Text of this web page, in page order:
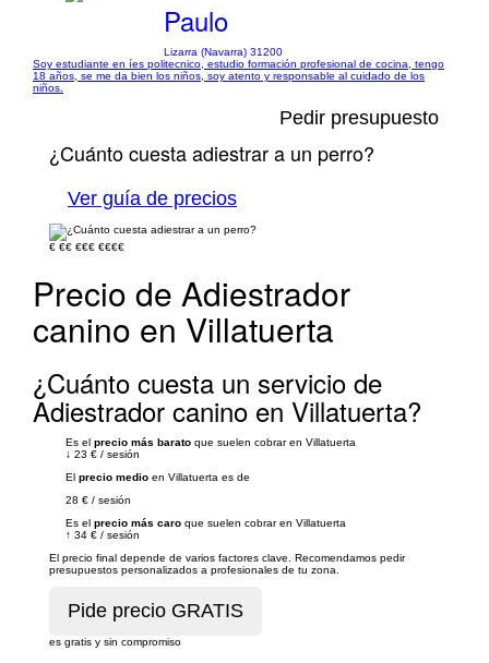
Paulo
Lizarra (Navarra) 31200
Soy estudiante en íes politecnico, estudio formación profesional de cocina, tengo
18 años, se me da bien los niños, soy atento y responsable al cuidado de los
niños.
Pedir presupuesto
¿Cuánto cuesta adiestrar a un perro?
Ver guía de precios
€ €€ €€€ €€€€
Precio de Adiestrador
canino en Villatuerta
¿Cuánto cuesta un servicio de
Adiestrador canino en Villatuerta?
Es el precio más barato que suelen cobrar en Villatuerta
↓ 23 € / sesión
El precio medio en Villatuerta es de
28 € / sesión
Es el precio más caro que suelen cobrar en Villatuerta
↑ 34 € / sesión
El precio final depende de varios factores clave. Recomendamos pedir
presupuestos personalizados a profesionales de tu zona.
es gratis y sin compromiso